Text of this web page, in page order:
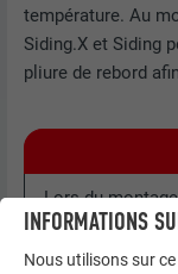
température. Au
Siding.X et Siding
pliure de rebord
Lors du
bien étanche à
silicone).
INFORMATIONS
Nous utilisons sur